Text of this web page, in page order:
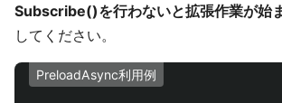
Subscribe()を行わないと拡張作業が始
してください。
PreloadAsync利用例